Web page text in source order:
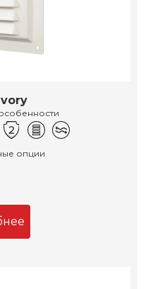
опции